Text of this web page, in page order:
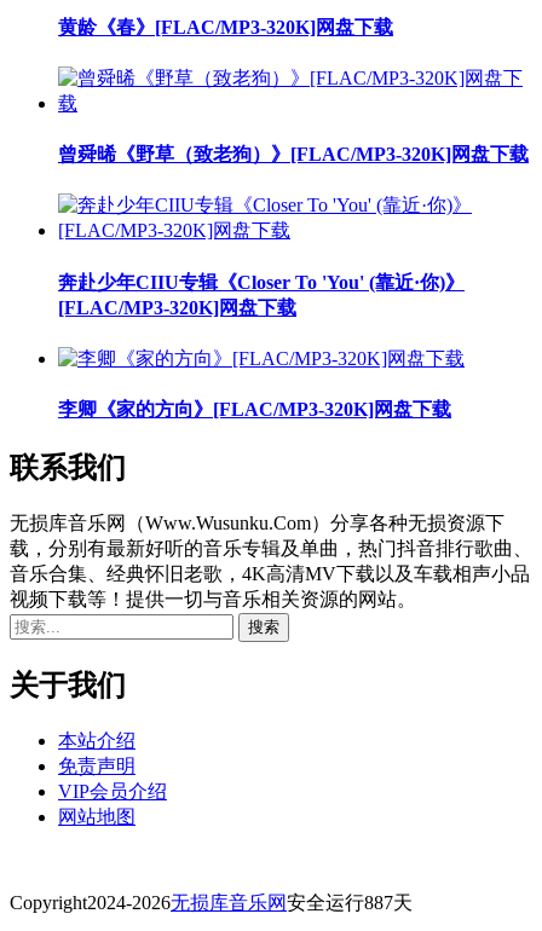
黄龄《春》[FLAC/MP3-320K]网盘下载
曾舜晞《野草（致老狗）》[FLAC/MP3-320K]网盘下载
奔赴少年CIIU专辑《Closer To 'You' (靠近·你)》
[FLAC/MP3-320K]网盘下载
李卿《家的方向》[FLAC/MP3-320K]网盘下载
联系我们
无损库音乐网（Www.Wusunku.Com）分享各种无损资源下
载，分别有最新好听的音乐专辑及单曲，热门抖音排行歌曲、
音乐合集、经典怀旧老歌，4K高清MV下载以及车载相声小品
视频下载等！提供一切与音乐相关资源的网站。
关于我们
本站介绍
免责声明
VIP会员介绍
网站地图
Copyright2024-2026无损库音乐网安全运行887天